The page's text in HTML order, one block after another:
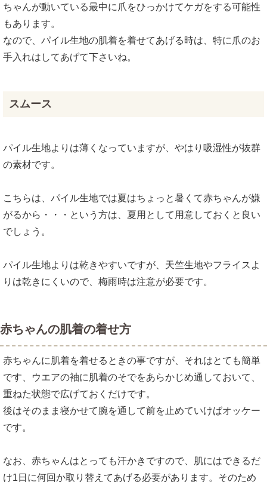
ちゃんが動いている最中に爪をひっかけてケガをする可能性
もあります。
なので、パイル生地の肌着を着せてあげる時は、特に爪のお
手入れはしてあげて下さいね。
スムース
パイル生地よりは薄くなっていますが、やはり吸湿性が抜群
の素材です。
こちらは、パイル生地では夏はちょっと暑くて赤ちゃんが嫌
がるから・・・という方は、夏用として用意しておくと良い
でしょう。
パイル生地よりは乾きやすいですが、天竺生地やフライスよ
りは乾きにくいので、梅雨時は注意が必要です。
赤ちゃんの肌着の着せ方
赤ちゃんに肌着を着せるときの事ですが、それはとても簡単
です、ウエアの袖に肌着のそでをあらかじめ通しておいて、
重ねた状態で広げておくだけです。
後はそのまま寝かせて腕を通して前を止めていけばオッケー
です。
なお、赤ちゃんはとっても汗かきですので、肌にはできるだ
け1日に何回か取り替えてあげる必要があります。そのため